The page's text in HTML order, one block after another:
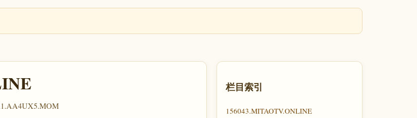
栏目索引
156043.MITAOTV.ONLINE